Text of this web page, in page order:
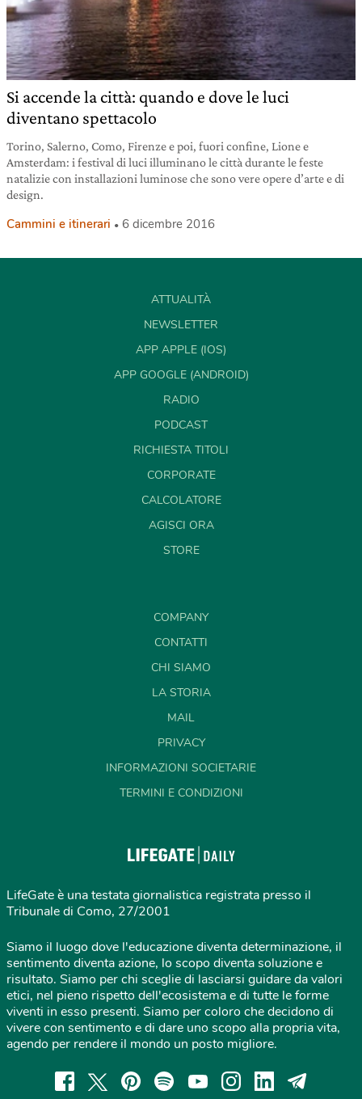
Si accende la città: quando e dove le luci
diventano spettacolo
Torino, Salerno, Como, Firenze e poi, fuori confine, Lione e
Amsterdam: i festival di luci illuminano le città durante le feste
natalizie con installazioni luminose che sono vere opere d’arte e di
design.
Cammini e itinerari 6 dicembre 2016
ATTUALITÀ
NEWSLETTER
APP APPLE (IOS)
APP GOOGLE (ANDROID)
RADIO
PODCAST
RICHIESTA TITOLI
CORPORATE
CALCOLATORE
AGISCI ORA
STORE
COMPANY
CONTATTI
CHI SIAMO
LA STORIA
MAIL
PRIVACY
INFORMAZIONI SOCIETARIE
TERMINI E CONDIZIONI
LifeGate è una testata giornalistica registrata presso il
Tribunale di Como, 27/2001
Siamo il luogo dove l'educazione diventa determinazione, il
sentimento diventa azione, lo scopo diventa soluzione e
risultato. Siamo per chi sceglie di lasciarsi guidare da valori
etici, nel pieno rispetto dell'ecosistema e di tutte le forme
viventi in esso presenti. Siamo per coloro che decidono di
vivere con sentimento e di dare uno scopo alla propria vita,
agendo per rendere il mondo un posto migliore.